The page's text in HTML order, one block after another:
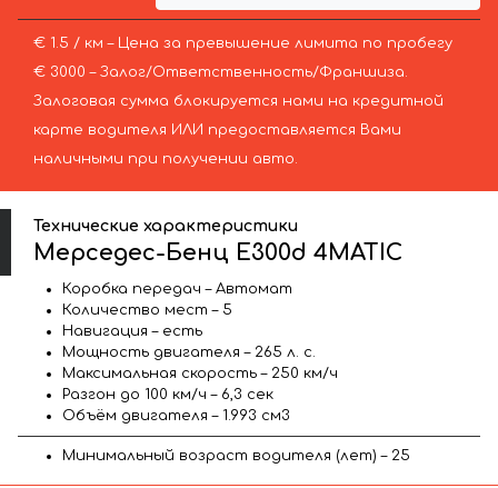
€ 1.5 / км – Цена за превышение лимита по пробегу
€ 3000 – Залог/Ответственность/Франшиза.
Залоговая сумма блокируется нами на кредитной
карте водителя ИЛИ предоставляется Вами
наличными при получении авто.
Технические характеристики
Мерседес-Бенц E300d 4MATIC
Коробка передач – Автомат
Количество мест – 5
Навигация – есть
Мощность двигателя – 265 л. с.
Максимальная скорость – 250 км/ч
Разгон до 100 км/ч – 6,3 сек
Объём двигателя – 1.993 см3
Минимальный возраст водителя (лет) – 25